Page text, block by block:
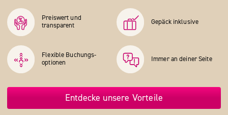
Preiswert und
transparent
Gepäck inklusive
Flexible Buchungs­
optionen
Immer an deiner Seite
Entdecke unsere Vorteile